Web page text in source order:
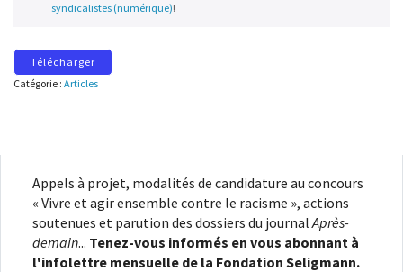
syndicalistes (numérique)!
Télécharger
Catégorie : Articles
Appels à projet, modalités de candidature au concours
« Vivre et agir ensemble contre le racisme », actions
soutenues et parution des dossiers du journal Après-
demain... Tenez-vous informés en vous abonnant à
l'infolettre mensuelle de la Fondation Seligmann.